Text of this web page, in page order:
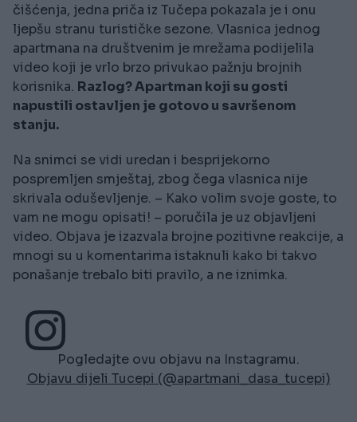
čišćenja, jedna priča iz Tučepa pokazala je i onu
ljepšu stranu turističke sezone. Vlasnica jednog
apartmana na društvenim je mrežama podijelila
video koji je vrlo brzo privukao pažnju brojnih
korisnika. Razlog? Apartman koji su gosti
napustili ostavljen je gotovo u savršenom
stanju.
Na snimci se vidi uredan i besprijekorno
pospremljen smještaj, zbog čega vlasnica nije
skrivala oduševljenje. – Kako volim svoje goste, to
vam ne mogu opisati! – poručila je uz objavljeni
video. Objava je izazvala brojne pozitivne reakcije, a
mnogi su u komentarima istaknuli kako bi takvo
ponašanje trebalo biti pravilo, a ne iznimka.
Pogledajte ovu objavu na Instagramu.
Objavu dijeli Tucepi (@apartmani_dasa_tucepi)